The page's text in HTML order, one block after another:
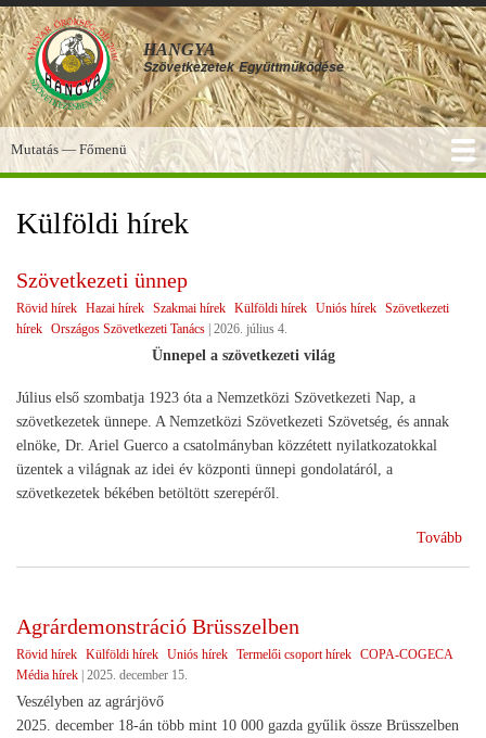
Ugrás
a
tartalomra
HANGYA
Szövetkezetek Együttműködése
Főmenü
Mutatás — Főmenü
Külföldi hírek
Szövetkezeti ünnep
Rövid hírek Hazai hírek Szakmai hírek Külföldi hírek Uniós hírek Szövetkezeti
hírek Országos Szövetkezeti Tanács 2026. július 4.
Ünnepel a szövetkezeti világ
Július első szombatja 1923 óta a Nemzetközi Szövetkezeti Nap, a
szövetkezetek ünnepe. A Nemzetközi Szövetkezeti Szövetség, és annak
elnöke, Dr. Ariel Guerco a csatolmányban közzétett nyilatkozatokkal
üzentek a világnak az idei év központi ünnepi gondolatáról, a
szövetkezetek békében betöltött szerepéről.
Tovább
Agrárdemonstráció Brüsszelben
Rövid hírek Külföldi hírek Uniós hírek Termelői csoport hírek COPA-COGECA
Média hírek | 2025. december 15.
Veszélyben az agrárjövő
2025. december 18-án több mint 10 000 gazda gyűlik össze Brüsszelben